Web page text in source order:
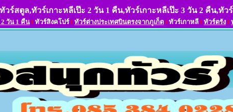
วร์สตูล,ทัวร์เกาะหลีเป๊ะ 2 วัน 1 คืน,ทัวร์เกาะหลีเป๊ะ 3 วัน 2 คืน,ทัวร์
2 วัน 1 คืน l ทัวร์สิงคโปร์ l ทัวร์ต่างประเทศบินตรงจากภูเก็ต l ทัวร์เกาหลี l ทัวร์ตรัง l